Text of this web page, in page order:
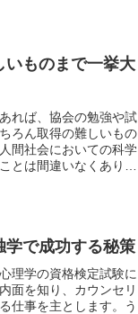
いものまで一挙大
れば、協会の勉強や試
ろん取得の難しいもの
間社会においての科学
とは間違いなくありま
学で成功する秘策
理学の資格検定試験に
面を知り、カウンセリ
仕事を主とします。う